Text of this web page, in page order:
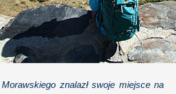
Morawskiego znalazł swoje miejsce na